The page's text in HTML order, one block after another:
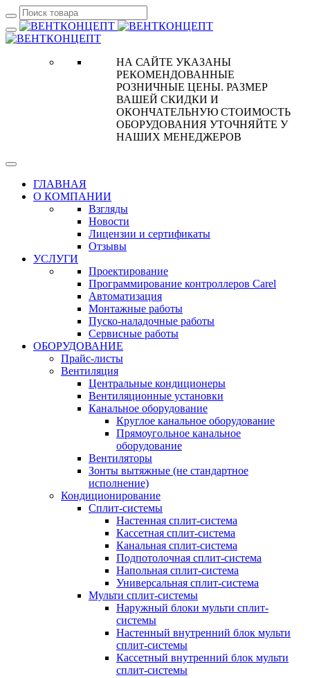
НА САЙТЕ УКАЗАНЫ
РЕКОМЕНДОВАННЫЕ
РОЗНИЧНЫЕ ЦЕНЫ. РАЗМЕР
ВАШЕЙ СКИДКИ И
ОКОНЧАТЕЛЬНУЮ СТОИМОСТЬ
ОБОРУДОВАНИЯ УТОЧНЯЙТЕ У
НАШИХ МЕНЕДЖЕРОВ
ГЛАВНАЯ
О КОМПАНИИ
Взгляды
Новости
Лицензии и сертификаты
Отзывы
УСЛУГИ
Проектирование
Программирование контроллеров Carel
Автоматизация
Монтажные работы
Пуско-наладочные работы
Сервисные работы
ОБОРУДОВАНИЕ
Прайс-листы
Вентиляция
Центральные кондиционеры
Вентиляционные установки
Канальное оборудование
Круглое канальное оборудование
Прямоугольное канальное
оборудование
Вентиляторы
Зонты вытяжные (не стандартное
исполнение)
Кондиционирование
Сплит-системы
Настенная сплит-система
Кассетная сплит-система
Канальная сплит-система
Подпотолочная сплит-система
Напольная сплит-система
Универсальная сплит-система
Мульти сплит-системы
Наружный блоки мульти сплит-
системы
Настенный внутренний блок мульти
сплит-системы
Кассетный внутренний блок мульти
сплит-системы